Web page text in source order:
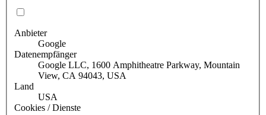
Anbieter
Google
Datenempfänger
Google LLC, 1600 Amphitheatre Parkway, Mountain
View, CA 94043, USA
Land
USA
Cookies / Dienste